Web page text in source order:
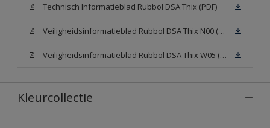
Technisch Informatieblad Rubbol DSA Thix (PDF)
Veiligheidsinformatieblad Rubbol DSA Thix N00 (MSDS)
Veiligheidsinformatieblad Rubbol DSA Thix W05 (MSDS)
Kleurcollectie